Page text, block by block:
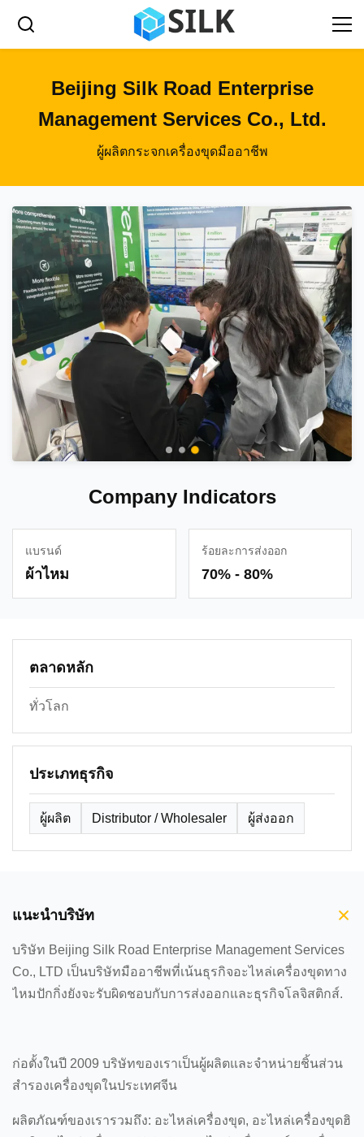
Beijing Silk Road Enterprise
Management Services Co., Ltd.
ผู้ผลิตกระจกเครื่องขุดมืออาชีพ
Company Indicators
แบรนด์
ผ้าไหม
ร้อยละการส่งออก
70% - 80%
ตลาดหลัก
ทั่วโลก
ประเภทธุรกิจ
ผู้ผลิต Distributor / Wholesaler ผู้ส่งออก
แนะนำบริษัท
บริษัท Beijing Silk Road Enterprise Management Services
Co., LTD เป็นบริษัทมืออาชีพที่เน้นธุรกิจอะไหล่เครื่องขุดทาง
ไหมปักกิ่งยังจะรับผิดชอบกับการส่งออกและธุรกิจโลจิสติกส์.
ก่อตั้งในปี 2009 บริษัทของเราเป็นผู้ผลิตและจําหน่ายชิ้นส่วน
สํารองเครื่องขุดในประเทศจีน
ผลิตภัณฑ์ของเรารวมถึง: อะไหล่เครื่องขุด, อะไหล่เครื่องขุดฮิ